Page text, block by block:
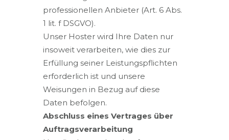
professionellen Anbieter (Art. 6 Abs.
1 lit. f DSGVO).
Unser Hoster wird Ihre Daten nur
insoweit verarbeiten, wie dies zur
Erfüllung seiner Leistungspflichten
erforderlich ist und unsere
Weisungen in Bezug auf diese
Daten befolgen.
Abschluss eines Vertrages über
Auftragsverarbeitung